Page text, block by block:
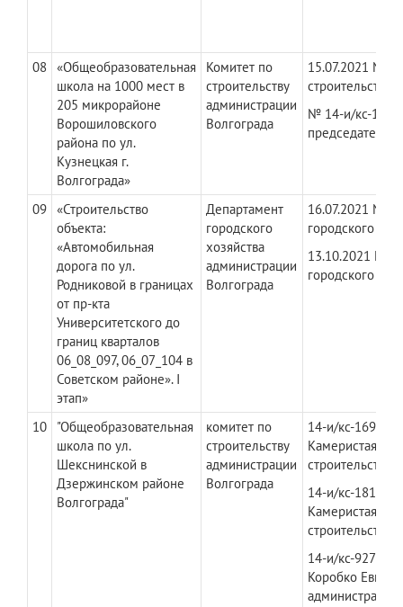
08
«Общеобразовательная
школа на 1000 мест в
205 микрорайоне
Ворошиловского
района по ул.
Кузнецкая г.
Волгограда»
Комитет по
строительству
администрации
Волгограда
​15.07.2021
строительству
№ 14-и/кс-1655
председателя
09 «Строительство
объекта:
«Автомобильная
дорога по ул.
Родниковой в границах
от пр-кта
Университетского до
границ кварталов
06_08_097, 06_07_104 в
Советском районе». I
этап»
Департамент
городского
хозяйства
администрации
Волгограда
​16.07.2021 №
городского
13.10.2021 №
городского
10
"Общеобразовательная
школа по ул.
Шекснинской в
Дзержинском районе
Волгограда"
комитет по
строительству
администрации
Волгограда
​14-и/кс-1698
Камеристая
строительству
14-и/кс-1813
Камеристая
строительству
14-и/кс-927
Коробко
администрации